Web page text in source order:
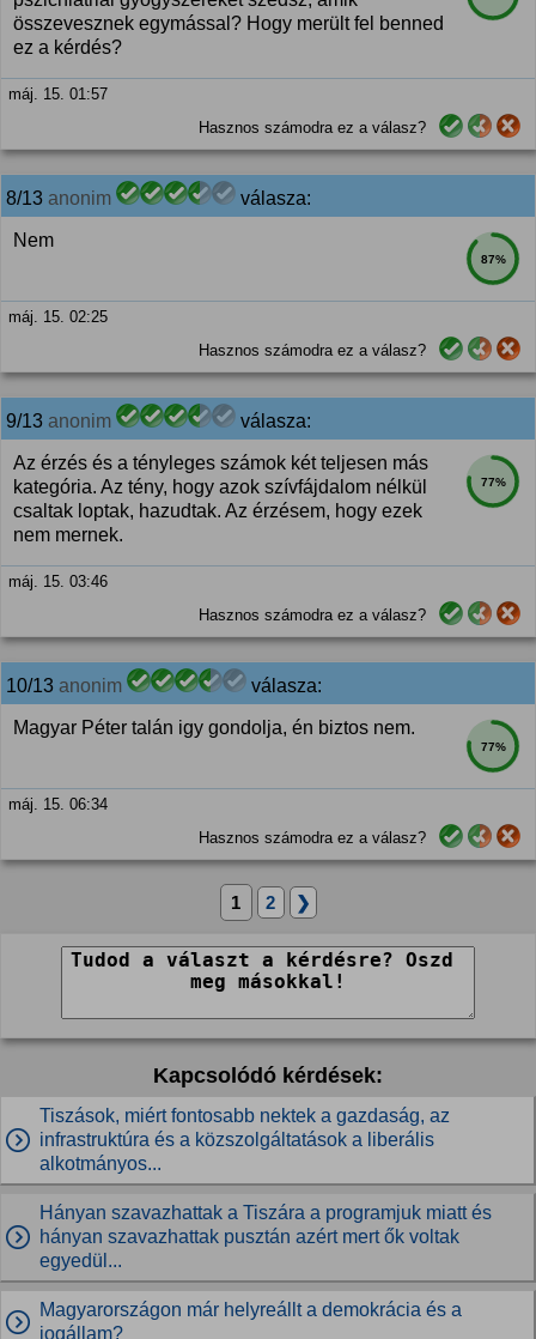
összevesznek egymással? Hogy merült fel benned
ez a kérdés?
máj. 15. 01:57
Hasznos számodra ez a válasz?
8/13 anonim válasza:
87%
Nem
máj. 15. 02:25
Hasznos számodra ez a válasz?
9/13 anonim válasza:
77%
Az érzés és a tényleges számok két teljesen más
kategória. Az tény, hogy azok szívfájdalom nélkül
csaltak loptak, hazudtak. Az érzésem, hogy ezek
nem mernek.
máj. 15. 03:46
Hasznos számodra ez a válasz?
10/13 anonim válasza:
77%
Magyar Péter talán igy gondolja, én biztos nem.
máj. 15. 06:34
Hasznos számodra ez a válasz?
1 2 ❯
Kapcsolódó kérdések:
Tiszások, miért fontosabb nektek a gazdaság, az
infrastruktúra és a közszolgáltatások a liberális
alkotmányos...
Hányan szavazhattak a Tiszára a programjuk miatt és
hányan szavazhattak pusztán azért mert ők voltak
egyedül...
Magyarországon már helyreállt a demokrácia és a
jogállam?